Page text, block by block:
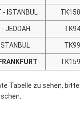
- ISTANBUL
JEDDAH TK94
TK99
FRANKFURT
Tabelle zu sehen,